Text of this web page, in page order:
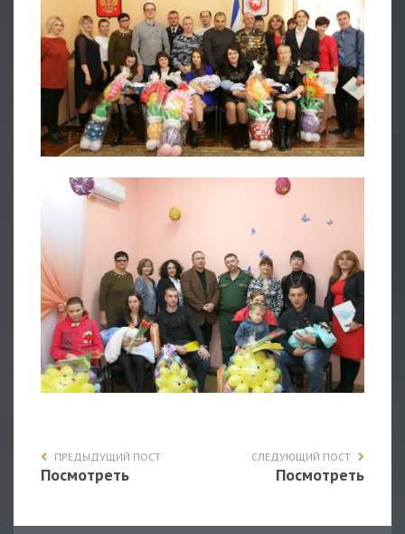
ПРЕДЫДУЩИЙ ПОСТ
Посмотреть
СЛЕДУЮЩИЙ ПОСТ
Посмотреть